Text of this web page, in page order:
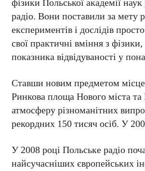
фізики Польської академії
радіо. Вони поставили за мету
експериментів і дослідів
свої практичні вміння з
показника відвідуваності у
Ставши новим предметом
Ринкова площа Нового міста та
атмосферу різноманітних
рекордних 150 тисяч осіб. У
У 2008 році Польське радіо
найсучасніших європейських